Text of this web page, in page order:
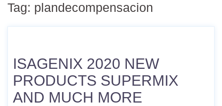
Tag: plandecompensacion
ISAGENIX 2020 NEW
PRODUCTS SUPERMIX
AND MUCH MORE